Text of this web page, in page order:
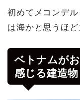
初めてメコンデ
は海かと思うほど
ベトナムが
感じる建造物